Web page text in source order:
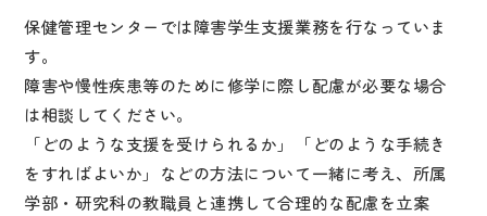
保健管理センターでは障害学生支援業務を行なっていま
す。
障害や慢性疾患等のために修学に際し配慮が必要な場合
は相談してください。
「どのような支援を受けられるか」「どのような手続き
をすればよいか」などの方法について一緒に考え、所属
学部・研究科の教職員と連携して合理的な配慮を立案